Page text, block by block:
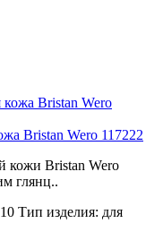
Bristan Wero 117222
кожи Bristan Wero
глянц..
Тип изделия: для